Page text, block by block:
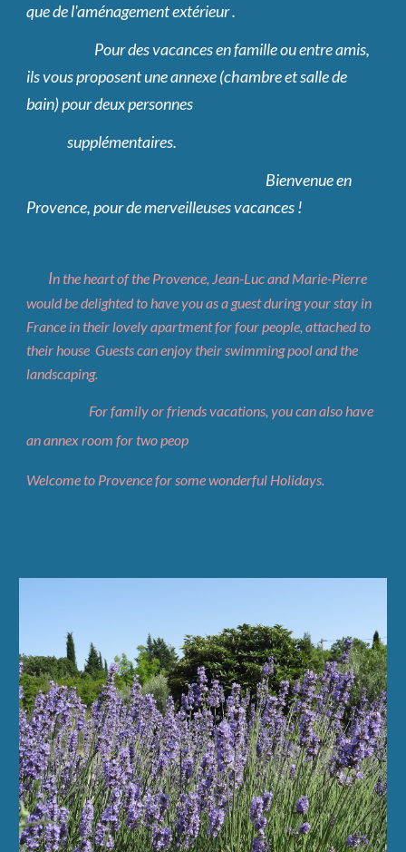
que de l'aménagement extérieur .
ils vous proposent une annexe (chambre et salle de
bain) pour deux personnes
               supplémentaires.
Provence, pour de merveilleuses vacances !
   I
n the heart of the Provence, Jean-Luc and Marie-Pierre
would be delighted to have you as a guest during your stay in
France in their lovely apartment for four people, attached to
their house  Guests can enjoy their swimming pool and the
landscaping.
an annex room for two peop
Welcome to Provence for some wonderful Holidays.